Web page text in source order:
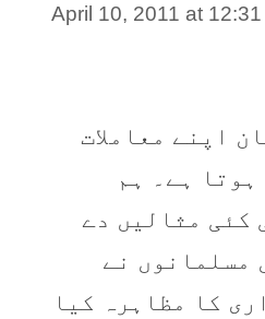
April 10, 2011 at
اپنے معاملات
ہے۔ ہم
کئی مثالیں دے
مسلمانوں نے
کا مظاہرہ کیا